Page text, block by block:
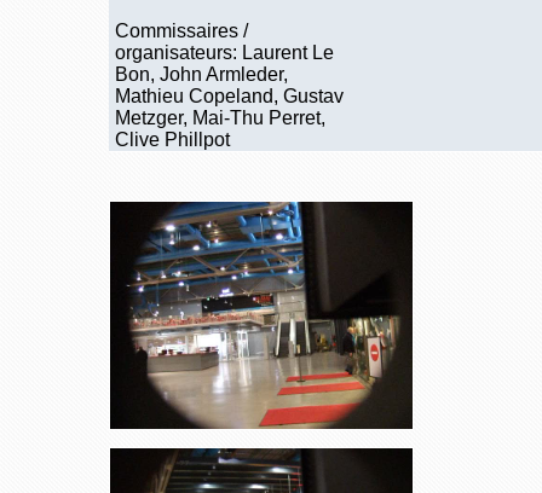
Commissaires /
organisateurs: Laurent Le
Bon, John Armleder,
Mathieu Copeland, Gustav
Metzger, Mai-Thu Perret,
Clive Phillpot